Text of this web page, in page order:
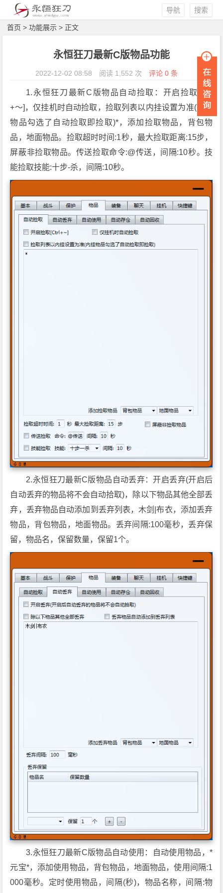
搜索
导航
首页 >功能展示 > 正文
永恒狂刀最新C版物品功能
2022-12-02 08:58 阅读 1,552 次 评论 0 条
1.永恒狂刀最新C版物品自动捡取：开启捡取[Ctrl
+～]，仅挂机时自动捡取，捡取列表以内挂设置为准(内挂
物品勾选了自动捡取即捡取)*，添加捡取物品，背包物
品，地面物品。捡取超时时间:1秒，最大捡取距离:15步，
屏蔽非捡取物品。传送捡取命令:@传送，间隔:10秒。技
能捡取技能:十步-杀，间隔:10秒。
2.永恒狂刀最新C版物品自动丢弃：开启丢弃(开启后
自动丢弃的物品将不会自动拾取)，除以下物品其他全部丢
弃，丢弃物品自动添加到丢弃列表，木剑|布衣，添加丢弃
物品，背包物品，地面物品。丢弃间隔:100毫秒，丢弃保
留，物品名，保留数量，保留1个。
3.永恒狂刀最新C版物品自动使用：自动使用物品，*
元宝*，添加使用物品，背包物品，地面物品，使用间隔:1
000毫秒。定时使用物品，间隔(秒)，物品名称，间隔:物